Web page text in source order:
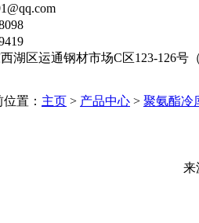
湖区运通钢材市场C区123-126号（
置： 主页 > 产品中心 > 聚氨酯冷
来